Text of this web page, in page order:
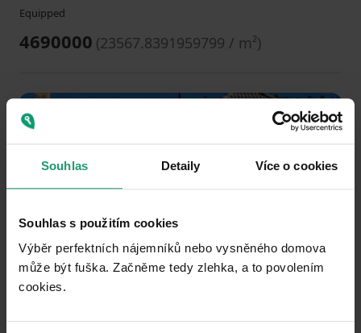
Souhlas Detaily Více o cookies
Souhlas s použitím cookies
Výběr perfektních nájemníků nebo vysněného domova
může být fuška. Začněme tedy zlehka, a to povolením
cookies.​
Equipped
4690000 (23567.8391959799 / m²)
12 3
DON’T MISS OUT